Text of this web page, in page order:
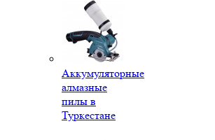
Аккумуляторные
алмазные
пилы в
Туркестане